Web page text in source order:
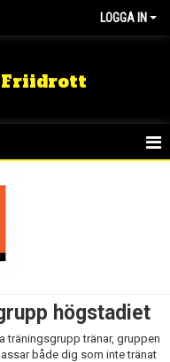
LOGGA IN
Friidrott
högstadiet
träningsgrupp tränar, gruppen
både dig som inte tränat